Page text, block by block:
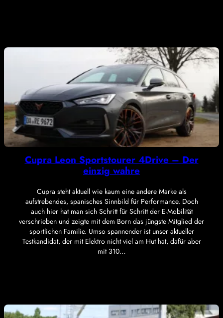
Cupra Leon Sportstourer 4Drive – Der
einzig wahre
Cupra steht aktuell wie kaum eine andere Marke als
aufstrebendes, spanisches Sinnbild für Performance. Doch
auch hier hat man sich Schritt für Schritt der E-Mobilität
verschrieben und zeigte mit dem Born das jüngste Mitglied der
sportlichen Familie. Umso spannender ist unser aktueller
Testkandidat, der mit Elektro nicht viel am Hut hat, dafür aber
mit 310…